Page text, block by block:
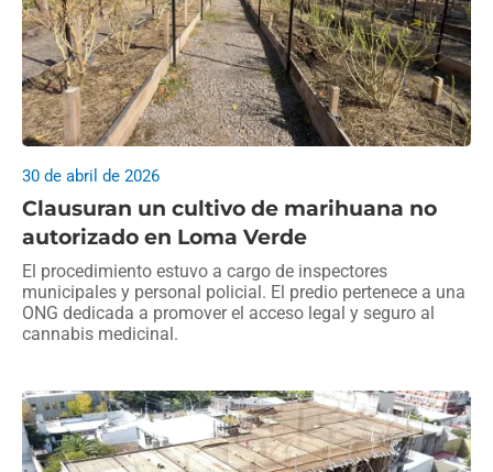
Clausuran un cultivo de marihuana no
autorizado en Loma Verde
30 de abril de 2026
El procedimiento estuvo a cargo de inspectores
municipales y personal policial. El predio pertenece a una
ONG dedicada a promover el acceso legal y seguro al
cannabis medicinal.